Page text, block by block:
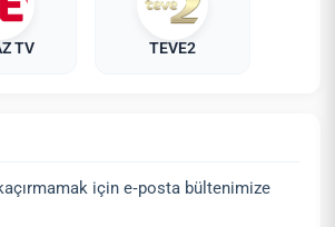
TV TEVE2
için e‑posta bültenimize